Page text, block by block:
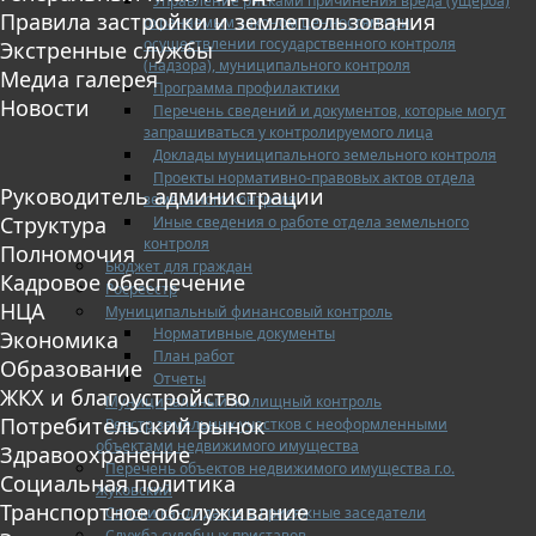
охраняемым законом ценностям при
осуществлении государственного контроля
(надзора), муниципального контроля
Программа профилактики
Перечень сведений и документов, которые могут
запрашиваться у контролируемого лица
Доклады муниципального земельного контроля
Проекты нормативно-правовых актов отдела
земельного контроля
Иные сведения о работе отдела земельного
контроля
Бюджет для граждан
Росреестр
Муниципальный финансовый контроль
Нормативные документы
План работ
Отчеты
Муниципальный жилищный контроль
Реестр земельных участков с неоформленными
объектами недвижимого имущества
Перечень объектов недвижимого имущества г.о.
Жуковский
Списки кандидатов в присяжные заседатели
Правила застройки и землепользования
Экстренные службы
Медиа галерея
Новости
Руководитель администрации
Структура
Полномочия
Кадровое обеспечение
НЦА
Экономика
Образование
ЖКХ и благоустройство
Потребительский рынок
Здравоохранение
Социальная политика
Транспортное обслуживание